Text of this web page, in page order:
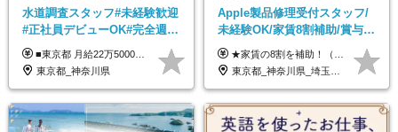
水道調査スタッフ#未経験歓迎
#正社員デビューOK#完全週休
2日制#年休125日#資格取得支
援有#社員数千人以上
■東京都 月給22万5000円（東京地域手当3万円含）～25万円＋残業代全額支給＋各種手当 ■神奈川県 月給19万5000円～24万円＋残業代全額支給＋各種手当 ※年齢・経験を考慮し決定 ※試用期間3ヶ月（期間中の給与・待遇に差異はありません） ◆通勤手当あり（全額支給） ◆昇給年1回、賞与年2回。世界最大級の環境企業グループならではの安定した給与体系です。
東京都_神奈川県
Apple製品修理受付スタッフ/
未経験OK/家賃8割補助/賞与年
2回/残業月平均4.7h/最大7連休
OK
★家賃の8割を補助！（限度額は地域により異なる） ※転勤による引っ越しが発生する場合 ＝＝＝＝＝＝＝＝＝＝＝＝＝＝＝＝＝＝＝＝＝＝＝ 例えば、家賃7.5万円なら6万円は会社で負担。 あなたが支払うのは、たったの1.5万円です！ 年間では自己負担額が約72万ほどお得になります！ ＝＝＝＝＝＝＝＝＝＝＝＝＝＝＝＝＝＝＝＝＝＝＝ 月給22万8,700円～26万3,100円＋賞与年2回（初回の支給は当社規定による）＋残業手当 ＜実際の給与例＞ *24歳:月給23万4,700円＋賞与年2回（初回の支給は当社規定による）＋残業手当＋諸手当 ※上記はあくまで参考月給です。ご経歴・年齢を考慮し、当社規定により決定します ※評価により昇給あり ※残業代は別途支給あり ※試用期間2ヶ月あり（期間中の給与・待遇に差異はありません） 【実在する社員の年収モデル】 年収530万円（30歳） 年収820万円（40歳） 【入社時の想定年収】 330万円～900万円
東京都_神奈川県_埼玉県_千葉県_大阪府_愛知県_北海道_岩手県_宮城県_秋田県_福島県_茨城県_栃木県_富山県_石川県_福井県_静岡県_岐阜県_三重県_兵庫県_京都府_滋賀県_奈良県_広島県_岡山県_徳島県_香川県_愛媛県_高知県_福岡県_熊本県_佐賀県_長崎県_大分県_宮崎県_沖縄県